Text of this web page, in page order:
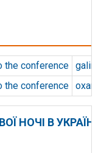
the conference
the conference
НОЧІ В УКРАЇНІ